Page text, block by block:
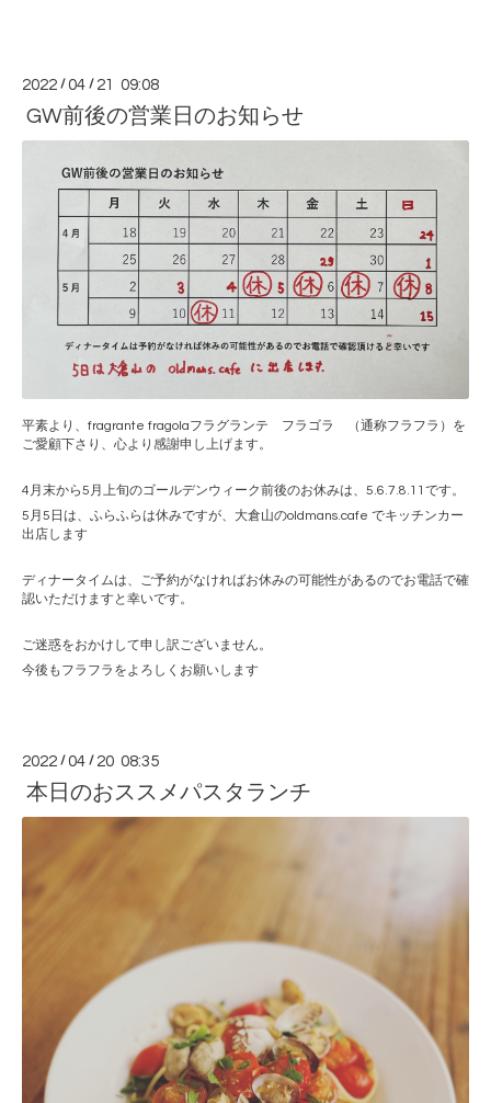
2022 /04 / 21 09:08
GW前後の営業日のお知らせ
平素より、 fragrante fragolaフラグランテ フラゴラ （通称フラフラ）を
ご愛顧下さり、心より感謝申し上げます。
4月末から5月上旬のゴールデンウィーク前後のお休みは、5.6.7.8.11 です。
5月5日は、ふらふらは休みですが、大倉山のoldmans.cafe でキッチンカー
出店します
ディナータイムは、ご予約がなければお休みの可能性があるのでお電話で確
認いただけますと幸いです。
ご迷惑をおかけして申し訳ございません。
今後もフラフラをよろしくお願いします
2022 /04 / 20 08:35
本日のおススメパスタランチ